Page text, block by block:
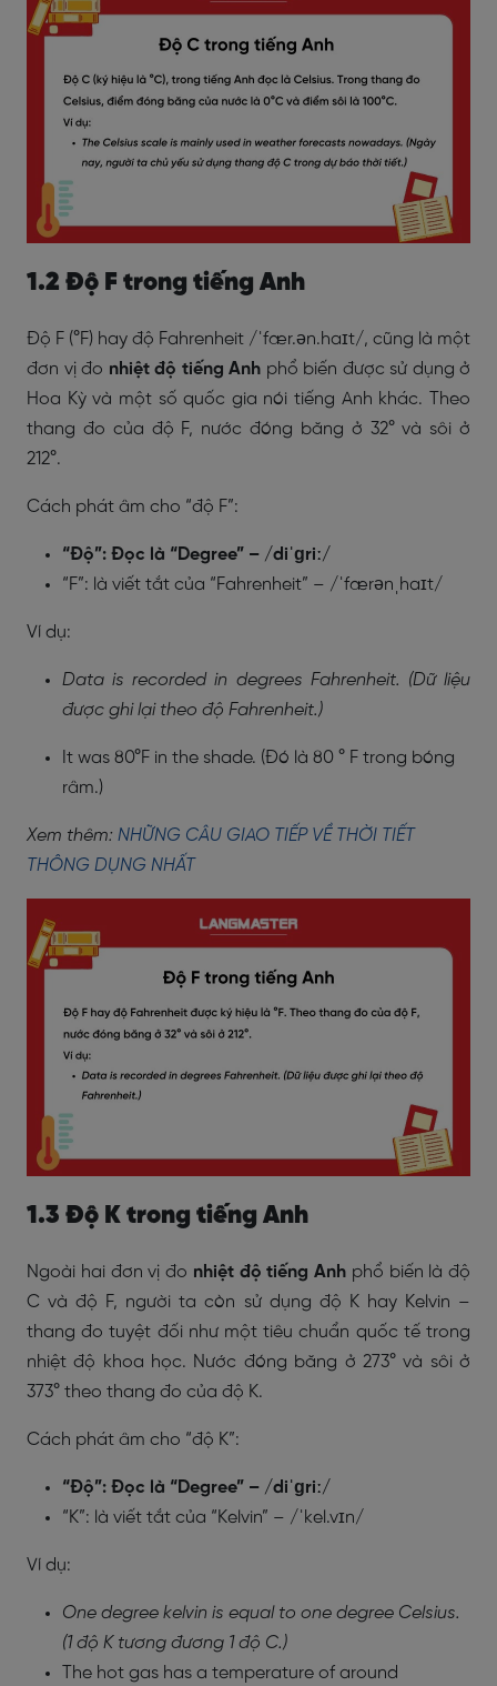
1.2 Độ F trong tiếng Anh
Độ F (°F) hay độ Fahrenheit /ˈfær.ən.haɪt/, cũng là một
đơn vị đo nhiệt độ tiếng Anh phổ biến được sử dụng ở
Hoa Kỳ và một số quốc gia nói tiếng Anh khác. Theo
thang đo của độ F, nước đóng băng ở 32° và sôi ở
212°.
Cách phát âm cho “độ F”:
“Độ”: Đọc là “Degree” – /diˈɡriː/
“F”: là viết tắt của “Fahrenheit” – /ˈfærənˌhaɪt/
Ví dụ:
Data is recorded in degrees Fahrenheit. (Dữ liệu
được ghi lại theo độ Fahrenheit.)
It was 80°F in the shade. (Đó là 80 ° F trong bóng
râm.)
Xem thêm: NHỮNG CÂU GIAO TIẾP VỀ THỜI TIẾT
THÔNG DỤNG NHẤT
1.3 Độ K trong tiếng Anh
Ngoài hai đơn vị đo nhiệt độ tiếng Anh phổ biến là độ
C và độ F, người ta còn sử dụng độ K hay Kelvin –
thang đo tuyệt đối như một tiêu chuẩn quốc tế trong
nhiệt độ khoa học. Nước đóng băng ở 273° và sôi ở
373° theo thang đo của độ K.
Cách phát âm cho “độ K”:
“Độ”: Đọc là “Degree” – /diˈɡriː/
“K”: là viết tắt của “Kelvin” – /ˈkel.vɪn/
Ví dụ:
One degree kelvin is equal to one degree Celsius.
(1 độ K tương đương 1 độ C.)
The hot gas has a temperature of around